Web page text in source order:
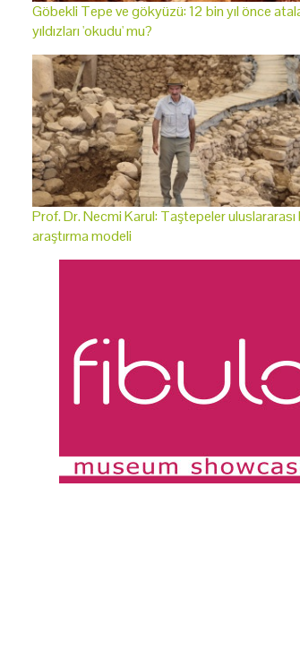
Göbekli Tepe ve gökyüzü: 12 bin yıl önce
yıldızları 'okudu' mu?
Prof. Dr. Necmi Karul: Taştepeler uluslararası
araştırma modeli